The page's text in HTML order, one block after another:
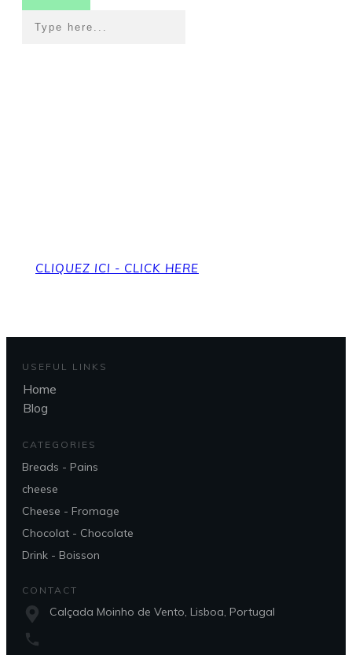
CLIQUEZ ICI - CLICK HERE
USEFUL LINKS
Home
Blog
CATEGORIES
Breads - Pains
cheese
Cheese - Fromage
Chocolat - Chocolate
Drink - Boisson
CONTACT
Calçada Moinho de Vento, Lisboa, Portugal